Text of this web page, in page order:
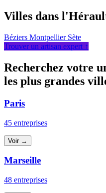
Villes dans
Béziers Montpellier Sète
Trouver un artisan expert ↑
Recherchez votre
les plus grandes
Paris
45 entreprises
Voir →
Marseille
48 entreprises